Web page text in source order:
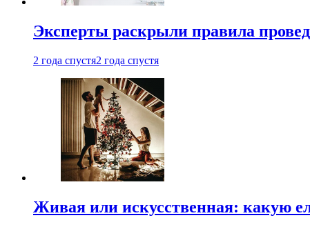
Эксперты раскрыли правила
2 года спустя2 года спустя
Живая или искусственная: какую